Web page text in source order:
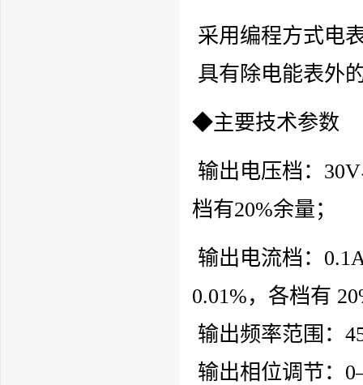
采用编程方式电
具有除电能表外
◆主要技术参数
输出电压档：
档有20%余量；
输出电流档：
0.01%，各档有
输出频率范围：
输出相位调节：